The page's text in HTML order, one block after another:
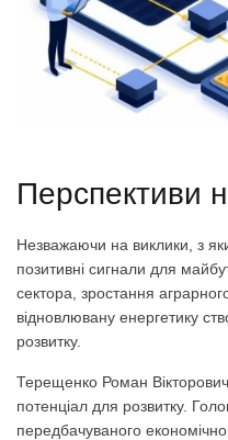
Перспективи
Незважаючи на виклики, з
позитивні сигнали для
сектора, зростання
відновлювану енергетику
розвитку.
Терещенко Роман
потенціал для розвитку.
передбачуваного